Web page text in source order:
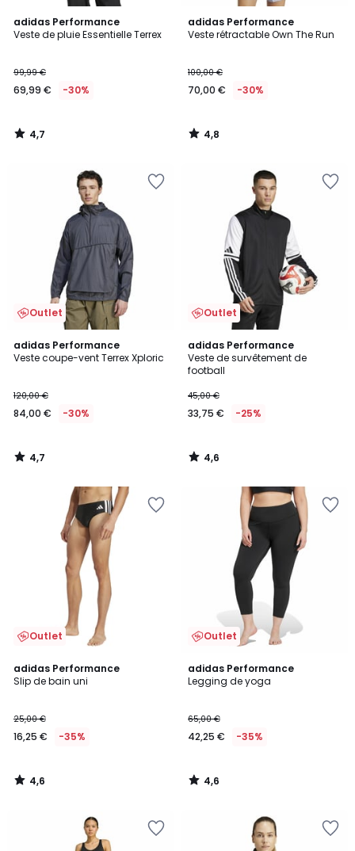
adidas Performance
Veste de pluie Essentielle Terrex
99,99 €
69,99 € -30%
4,7
/ 5
4,7
/
adidas Performance
Veste rétractable Own The Run
100,00 €
70,00 € -30%
4,8
/ 5
4,8
/
Outlet
adidas Performance
Veste coupe-vent Terrex Xploric
120,00 €
84,00 € -30%
4,7
/ 5
4,7
/
Outlet
adidas Performance
Veste de survêtement de
football
45,00 €
33,75 € -25%
4,6
/ 5
4,6
/
Outlet
adidas Performance
Slip de bain uni
25,00 €
16,25 € -35%
4,6
/ 5
4,6
/
Outlet
adidas Performance
Legging de yoga
65,00 €
42,25 € -35%
4,6
/ 5
4,6
/